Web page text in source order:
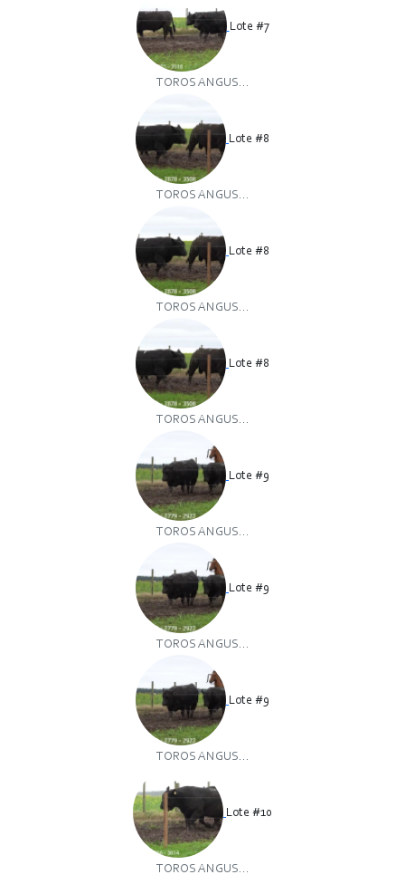
Lote #7
TOROS ANGUS...
Lote #8
TOROS ANGUS...
Lote #8
TOROS ANGUS...
Lote #8
TOROS ANGUS...
Lote #9
TOROS ANGUS...
Lote #9
TOROS ANGUS...
Lote #9
TOROS ANGUS...
Lote #10
TOROS ANGUS...